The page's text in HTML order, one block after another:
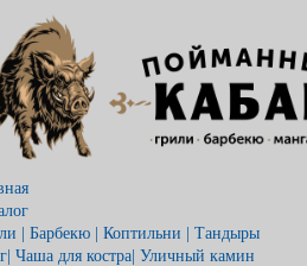
| Барбекю | Коптильни | Тандыры
Чаша для костра| Уличный камин